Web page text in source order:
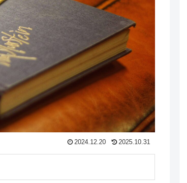
2024.12.20 2025.10.31